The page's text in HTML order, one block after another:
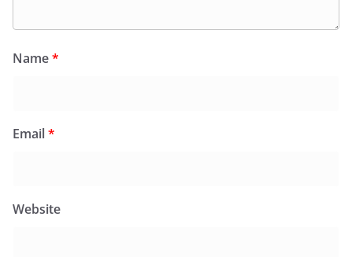
Name*
Email*
Website